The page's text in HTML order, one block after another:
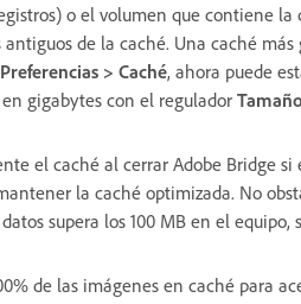
o el volumen que contiene la
de la caché. Una caché más
> Caché, ahora puede
gigabytes con el regulador
el caché al cerrar Adobe Bridge si
la caché optimizada. No
supera los 100 MB en el equipo,
de las imágenes en caché para